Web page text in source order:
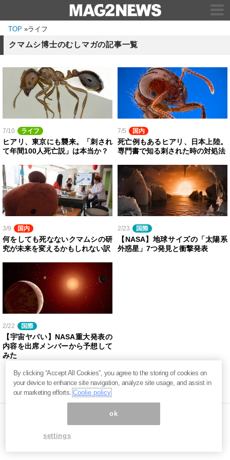
TOP »ライフ
クマムシ博士のむしマガの記事一覧
7/10 ライフ
ヒアリ、東京にも襲来。「刺され
て年間100人死亡説」は本当か？
7/5 国内
死亡例もあるヒアリ、日本上陸。
専門書で知る刺された時の対処法
3/9 国内
何をしても死なないクマムシの研
究が未来を変えるかもしれない訳
2/23 国際
【NASA】地球サイズの「太陽系
外惑星」7つ発見と衝撃発表
2/22 国際
【宇宙ヤバい】NASA重大発表の
内容を出席メンバーから予想して
みた
ページ内の商標は全て商標権者に属します。無断転載を禁じます。 ©
By clicking “Accept All Cookies”, you agree to the storing of cookies on
your device to enhance site navigation, analyze site usage, and assist in
our marketing efforts.Coolie policy
ok
settings